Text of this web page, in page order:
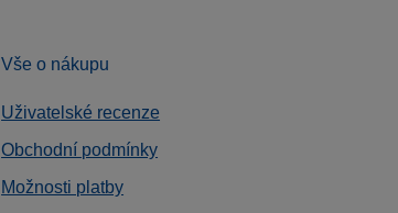
Vše o nákupu
Uživatelské recenze
Obchodní podmínky
Možnosti platby